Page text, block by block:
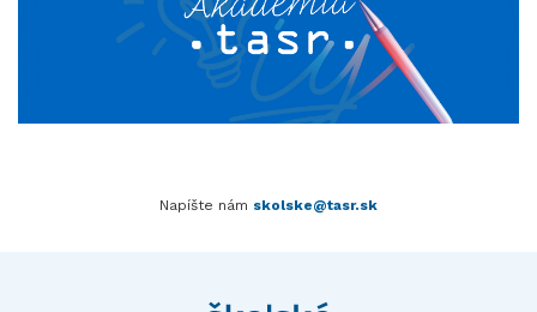
Napíšte nám skolske@tasr.sk